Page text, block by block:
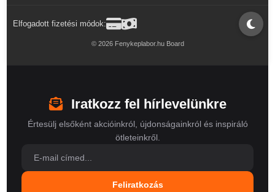
Elfogadott fizetési módok:
© 2026 Fenykeplabor.hu Board
Iratkozz fel hírlevelünkre
Értesülj elsőként akcióinkról, újdonságainkról és inspiráló
ötleteinkről.
Feliratkozás